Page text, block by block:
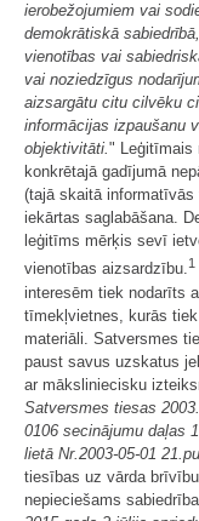
ierobežojumiem vai
demokrātiskā
vienotības vai
vai noziedzīgus
aizsargātu citu cilvēku
informācijas izpaušanu
objektivitāti." Leģitīmais
konkrētajā gadījumā
(tajā skaitā
iekārtas saglabāšana.
leģitīms mērķis sevī
vienotības aizsardzību.1
interesēm tiek nodarīts
tīmekļvietnes, kurās
materiāli. Satversmes
paust savus uzskatus
ar māksliniecisku
Satversmes tiesas
0106 secinājumu daļas
lietā Nr.2003-05-01
tiesības uz vārda
nepieciešams